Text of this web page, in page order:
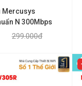
Mercusys
N 300Mbps
299.000đ